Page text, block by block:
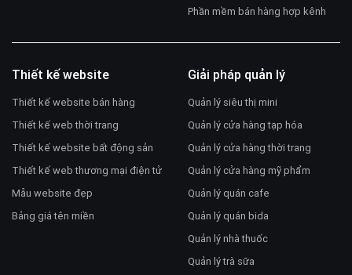
Phần mềm bán hàng hợp kênh
Thiết kế website
Thiết kế website bán hàng
Thiết kế web thời trang
Thiết kế website bất động sản
Thiết kế web thương mại điện tử
Mẫu website đẹp
Bảng giá tên miền
Giải pháp quản lý
Quản lý siêu thị mini
Quản lý cửa hàng tạp hóa
Quản lý cửa hàng thời trang
Quản lý cửa hàng mỹ phẩm
Quản lý quán cafe
Quản lý quán bida
Quản lý nhà thuốc
Quản lý trà sữa